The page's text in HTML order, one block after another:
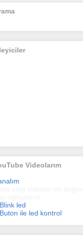
Videolarım
Blink led
Buton ile led kontrol